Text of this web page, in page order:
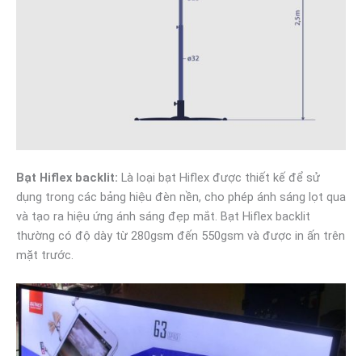
Bạt Hiflex backlit: Là loại bạt Hiflex được thiết kế để sử
dụng trong các bảng hiệu đèn nền, cho phép ánh sáng lọt qua
và tạo ra hiệu ứng ánh sáng đẹp mắt. Bạt Hiflex backlit
thường có độ dày từ 280gsm đến 550gsm và được in ấn trên
mặt trước.